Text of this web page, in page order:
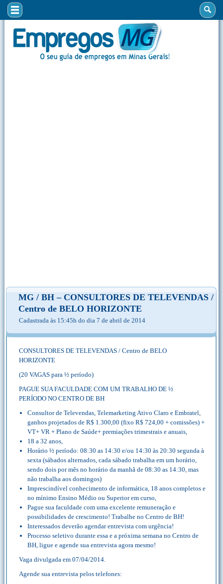
MG / BH – CONSULTORES DE TELEVENDAS /
Centro de BELO HORIZONTE
Cadastrada às 15:45h do dia 7 de abril de 2014
CONSULTORES DE TELEVENDAS / Centro de BELO
HORIZONTE
(20 VAGAS para ½ período)
PAGUE SUA FACULDADE COM UM TRABALHO DE ½
PERÍODO NO CENTRO DE BH
Consultor de Televendas, Telemarketing Ativo Claro e Embratel,
ganhos projetados de R$ 1.300,00 (fixo R$ 724,00 + comissões) +
VT+ VR + Plano de Saúde+ premiações trimestrais e anuais,
18 a 32 anos,
Horário ½ período: 08:30 as 14:30 e/ou 14:30 às 20:30 segunda à
sexta (sábados alternados, cada sábado trabalha em um horário,
sendo dois por mês no horário da manhã de 08:30 as 14:30, mas
não trabalha aos domingos)
Imprescindível conhecimento de informática, 18 anos completos e
no mínimo Ensino Médio ou Superior em curso,
Pague sua faculdade com uma excelente remuneração e
possibilidades de crescimento! Trabalhe no Centro de BH!
Interessados deverão agendar entrevista com urgência!
Processo seletivo durante essa e a próxima semana no Centro de
BH, ligue e agende sua entrevista agora mesmo!
Vaga divulgada em 07/04/2014.
Agende sua entrevista pelos telefones: